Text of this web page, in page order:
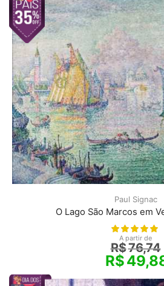
Paul Signac
O Lago São Marcos em
A partir de
R$76,74
R$